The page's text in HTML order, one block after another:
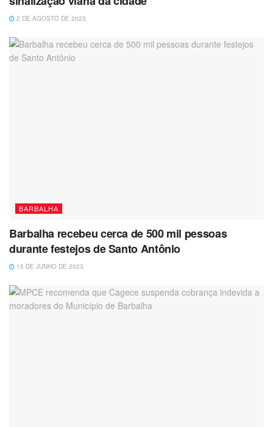
2 DE AGOSTO DE 2023
BARBALHA
Barbalha recebeu cerca de 500 mil pessoas
durante festejos de Santo Antônio
15 DE JUNHO DE 2023